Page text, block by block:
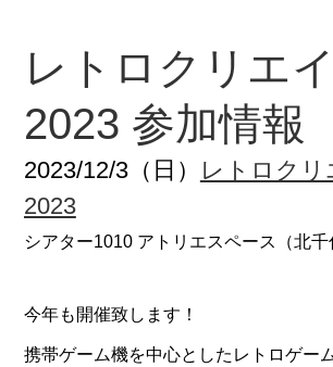
レトロクリエ
2023 参加情報
2023/12/3（日）
レトロク
2023
シアター1010 アトリエスペース（北千
今年も開催致します！
携帯ゲーム機を中心としたレトロゲー